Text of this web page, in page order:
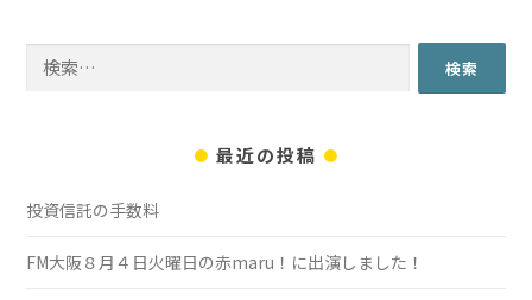
索:
最近の投稿
投資信託の手数料
FM大阪８月４日火曜日の赤maru！に出演しました！